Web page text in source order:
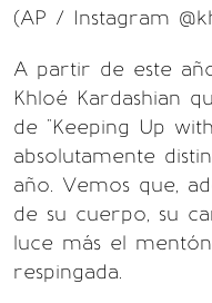
(AP / Instagram
A partir de este
Khloé Kardashian
de "Keeping Up
absolutamente
año. Vemos que,
de su cuerpo, su
luce más el
respingada.